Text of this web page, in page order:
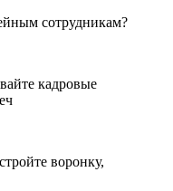
сотрудникам?
кадровые
воронку,